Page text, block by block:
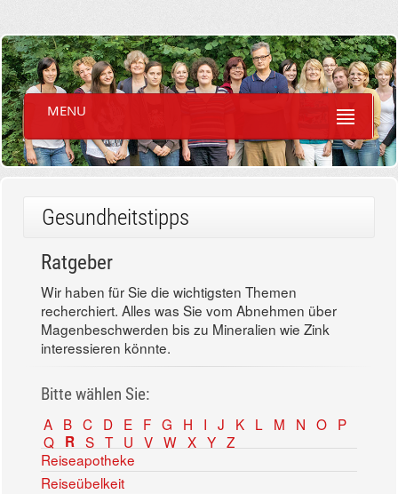
MENU
Gesundheitstipps
Ratgeber
Wir haben für Sie die wichtigsten Themen
recherchiert. Alles was Sie vom Abnehmen über
Magenbeschwerden bis zu Mineralien wie Zink
interessieren könnte.
Bitte wählen Sie:
A B C D E F G H I J K L M N O P
Q R S T U V W X Y Z
Reiseapotheke
Reiseübelkeit